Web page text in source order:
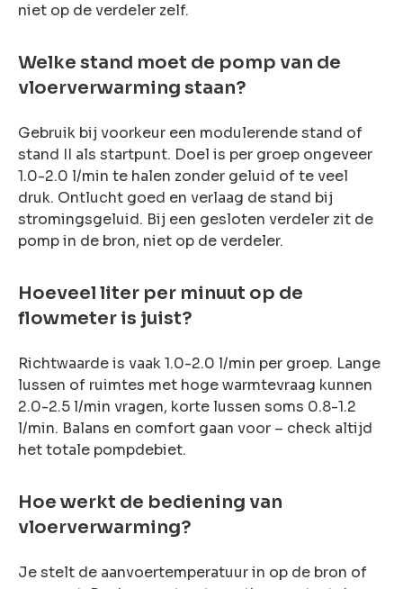
niet op de verdeler zelf.
Welke stand moet de pomp van de
vloerverwarming staan?
Gebruik bij voorkeur een modulerende stand of
stand II als startpunt. Doel is per groep ongeveer
1.0-2.0 l/min te halen zonder geluid of te veel
druk. Ontlucht goed en verlaag de stand bij
stromingsgeluid. Bij een gesloten verdeler zit de
pomp in de bron, niet op de verdeler.
Hoeveel liter per minuut op de
flowmeter is juist?
Richtwaarde is vaak 1.0-2.0 l/min per groep. Lange
lussen of ruimtes met hoge warmtevraag kunnen
2.0-2.5 l/min vragen, korte lussen soms 0.8-1.2
l/min. Balans en comfort gaan voor – check altijd
het totale pompdebiet.
Hoe werkt de bediening van
vloerverwarming?
Je stelt de aanvoertemperatuur in op de bron of